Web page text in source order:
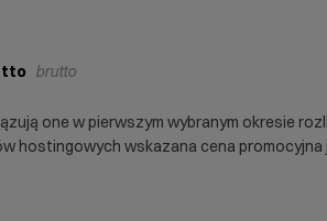
brutto
one w pierwszym wybranym okresie
hostingowych wskazana cena